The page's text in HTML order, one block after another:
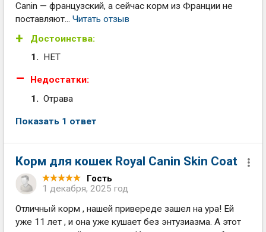
Canin — французский, а сейчас корм из Франции не
поставляют... Читать отзыв
Достоинства:
НЕТ
Недостатки:
Отрава
Показать 1 ответ
Корм для кошек Royal Canin Skin Coat
Гость
1 декабря, 2025 год
Отличный корм , нашей привереде зашел на ура! Ей
уже 11 лет , и она уже кушает без энтузиазма. А этот